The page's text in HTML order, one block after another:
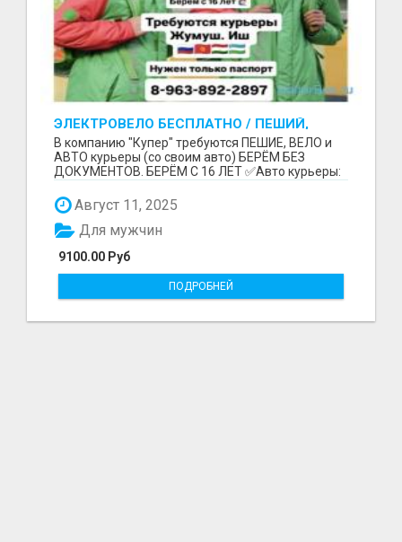
ЭЛЕКТРОВЕЛО БЕСПЛАТНО / ПЕШИЙ,
ВЕЛО, АВТО КУРЬЕРЛЕР / БЕРЕМ БЕЗ
ДОКУМЕНТОВ / ЛЮБОЙ РАЙОН / С 16 ЛЕТ
В компанию "Купер" требуются ПЕШИЕ, ВЕЛО и
АВТО курьеры (со своим авто) БЕРЁМ БЕЗ
ДОКУМЕНТОВ. БЕРЁМ С 16 ЛЕТ ✅Авто курьеры:
Август 11, 2025
9100.00 Руб
Для мужчин
ПОДРОБНЕЙ